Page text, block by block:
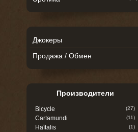
Джокеры
Продажа / Обмен
Производители
(27)
Bicycle
(11)
Cartamundi
(1)
Haïtalis